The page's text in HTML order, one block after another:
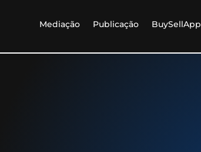
Mediação Publicação BuySellApp